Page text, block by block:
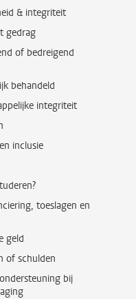
& integriteit
gedrag
of bedreigend
behandeld
integriteit
inclusie
toeslagen en
geld
of schulden
bij